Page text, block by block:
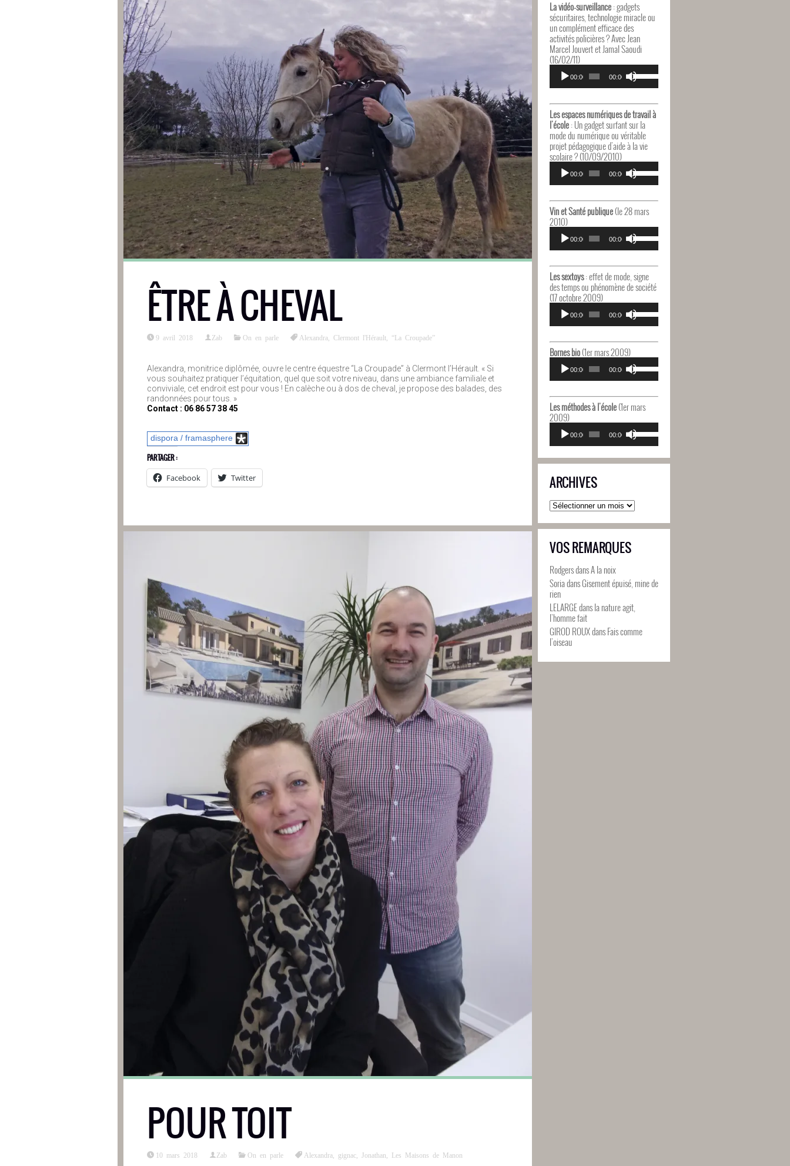
ÊTRE À CHEVAL
9 avril 2018 Zab On en parle Alexandra Clermont l'Hérault “La Croupade”
Alexandra, monitrice diplômée, ouvre le centre équestre “La Croupade” à Clermont l’Hérault. « Si
vous souhaitez pratiquer l’équitation, quel que soit votre niveau, dans une ambiance familiale et
conviviale, cet endroit est pour vous ! En calèche ou à dos de cheval, je propose des balades, des
randonnées pour tous. »
Contact : 06 86 57 38 45
dispora / framasphere
PARTAGER :
Facebook
Twitter
POUR TOIT
10 mars 2018 Zab On en parle Alexandra gignac Jonathan Les Maisons de Manon
pour
augmenter
ou
diminuer
le
La vidéo-surveillance: gadgets
sécuritaires, technologie miracle ou
un complément efficace des
activités policières ? Avec Jean
Marcel Jouvert et Jamal Saoudi
(16/02/11)
Lecteur
audio
00:00 00:00
Utilisez
les
flèches
pour
augmenter
ou
diminuer
volume.
Les espaces numériques de travail à
l'école: Un gadget surfant sur la
mode du numérique ou véritable
projet pédagogique d'aide à la vie
scolaire ? (10/09/2010)
Lecteur
audio
00:00 00:00
Utilisez
les
flèches
pour
ou
diminuer
le
Vin et Santé publique(le 28 mars
2010)
Lecteur
audio
00:00 00:00
Utilisez
les
flèches
pour
augmenter
diminuer
le
volume.
Les sextoys: effet de mode, signe
des temps ou phénomène de société
(17 octobre 2009)
Lecteur
audio
00:00 00:00
Utilisez
les
flèches
augmenter
ou
diminuer
Bornes bio(1er mars 2009)
Lecteur
audio
00:00 00:00
Utilisez
les
flèches
pour
ou
diminuer
le
volume.
Les méthodes à l'école(1er mars
2009)
Lecteur
audio
00:00 00:00
Utilisez
les
flèches
haut/bas
diminuer
le
volume.
ARCHIVES
Archives
VOS REMARQUES
RodgersdansA la noix
SoriadansGisement épuisé, mine de
rien
LELARGEdansla nature agit,
l’homme fait
GIROD ROUXdansFais comme
l’oiseau